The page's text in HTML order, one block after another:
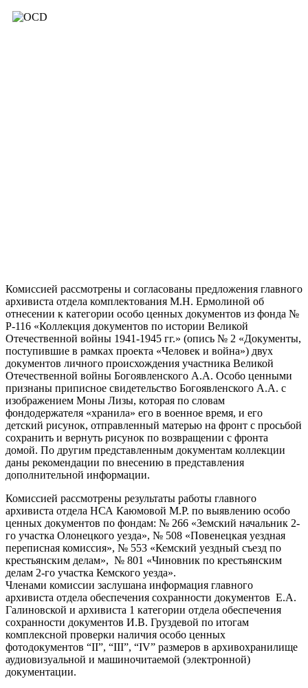
Комиссией рассмотрены и согласованы предложения главного
архивиста отдела комплектования М.Н. Ермолиной об
отнесении к категории особо ценных документов из фонда №
Р-116 «Коллекция документов по истории Великой
Отечественной войны 1941-1945 гг.» (опись № 2 «Документы,
поступившие в рамках проекта «Человек и война») двух
документов личного происхождения участника Великой
Отечественной войны Богоявленского А.А. Особо ценными
признаны приписное свидетельство Богоявленского А.А. с
изображением Моны Лизы, которая по словам
фондодержателя «хранила» его в военное время, и его
детский рисунок, отправленный матерью на фронт с просьбой
сохранить и вернуть рисунок по возвращении с фронта
домой. По другим представленным документам коллекции
даны рекомендации по внесению в представления
дополнительной информации.
Комиссией рассмотрены результаты работы главного
архивиста отдела НСА Каюмовой М.Р. по выявлению особо
ценных документов по фондам: № 266 «Земский начальник 2-
го участка Олонецкого уезда», № 508 «Повенецкая уездная
переписная комиссия», № 553 «Кемский уездный съезд по
крестьянским делам», № 801 «Чиновник по крестьянским
делам 2-го участка Кемского уезда».
Членами комиссии заслушана информация главного
архивиста отдела обеспечения сохранности документов Е.А.
Галиновской и архивиста 1 категории отдела обеспечения
сохранности документов И.В. Груздевой по итогам
комплексной проверки наличия особо ценных
фотодокументов “II”, “III”, “IV” размеров в архивохранилище
аудиовизуальной и машиночитаемой (электронной)
документации.